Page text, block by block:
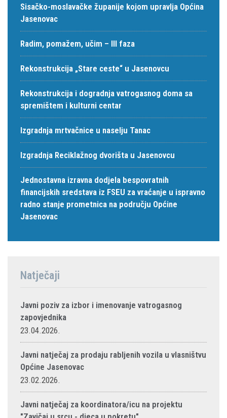
Sisačko-moslavačke županije kojom upravlja Općina
Jasenovac
Radim, pomažem, učim – III faza
Rekonstrukcija „Stare ceste“ u Jasenovcu
Rekonstrukcija i dogradnja vatrogasnog doma sa
spremištem i kulturni centar
Izgradnja mrtvačnice u naselju Tanac
Izgradnja Reciklažnog dvorišta u Jasenovcu
Jednostavna izravna dodjela bespovratnih
financijskih sredstava iz FSEU za vraćanje u ispravno
radno stanje prometnica na području Općine
Jasenovac
Natječaji
Javni poziv za izbor i imenovanje vatrogasnog
zapovjednika
23.04.2026.
Javni natječaj za prodaju rabljenih vozila u vlasništvu
Općine Jasenovac
23.02.2026.
Javni natječaj za koordinatora/icu na projektu